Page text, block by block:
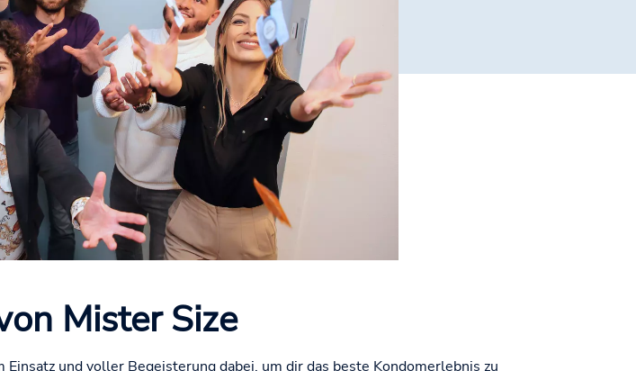
Mister Size
und voller Begeisterung dabei, um dir das beste Kondomerlebnis zu